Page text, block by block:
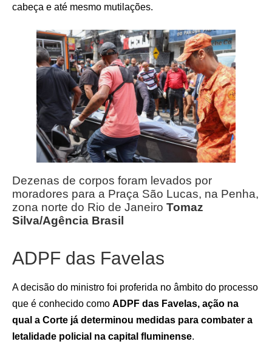
cabeça e até mesmo mutilações.
Dezenas de corpos foram levados por
moradores para a Praça São Lucas, na Penha,
zona norte do Rio de Janeiro Tomaz
Silva/Agência Brasil
ADPF das Favelas
A decisão do ministro foi proferida no âmbito do processo
que é conhecido como ADPF das Favelas, ação na
qual a Corte já determinou medidas para combater a
letalidade policial na capital fluminense.